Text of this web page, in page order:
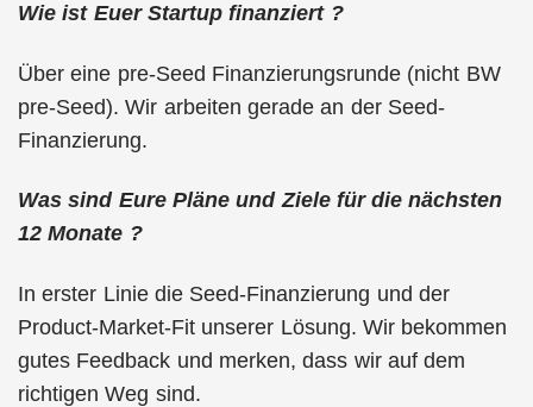
Wie ist Euer Startup finanziert ?
Über eine pre-Seed Finanzierungsrunde (nicht BW
pre-Seed). Wir arbeiten gerade an der Seed-
Finanzierung.
Was sind Eure Pläne und Ziele für die nächsten
12 Monate ?
In erster Linie die Seed-Finanzierung und der
Product-Market-Fit unserer Lösung. Wir bekommen
gutes Feedback und merken, dass wir auf dem
richtigen Weg sind.